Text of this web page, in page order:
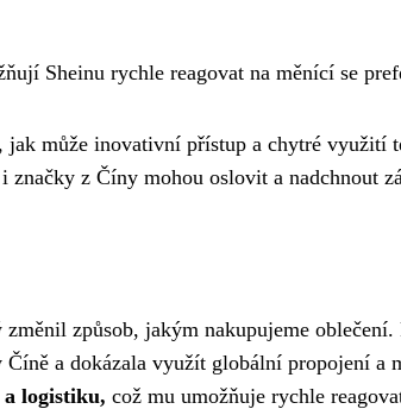
Sheinu rychle reagovat na měnící se
může inovativní přístup a chytré využití
z Číny mohou oslovit a nadchnout
způsob, jakým nakupujeme
a dokázala využít globální propojení
a logistiku, což mu umožňuje rychle